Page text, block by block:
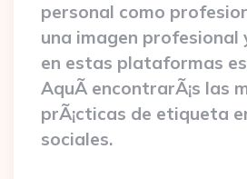
personal como
una imagen profesional
en estas plataformas
AquÃ­ encontrarÃ¡s las
prÃ¡cticas de etiqueta
sociales.